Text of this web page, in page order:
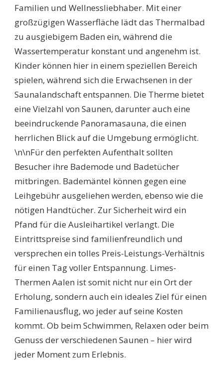
Familien und Wellnessliebhaber. Mit einer
großzügigen Wasserfläche lädt das Thermalbad
zu ausgiebigem Baden ein, während die
Wassertemperatur konstant und angenehm ist.
Kinder können hier in einem speziellen Bereich
spielen, während sich die Erwachsenen in der
Saunalandschaft entspannen. Die Therme bietet
eine Vielzahl von Saunen, darunter auch eine
beeindruckende Panoramasauna, die einen
herrlichen Blick auf die Umgebung ermöglicht.
\n\nFür den perfekten Aufenthalt sollten
Besucher ihre Bademode und Badetücher
mitbringen. Bademäntel können gegen eine
Leihgebühr ausgeliehen werden, ebenso wie die
nötigen Handtücher. Zur Sicherheit wird ein
Pfand für die Ausleihartikel verlangt. Die
Eintrittspreise sind familienfreundlich und
versprechen ein tolles Preis-Leistungs-Verhältnis
für einen Tag voller Entspannung. Limes-
Thermen Aalen ist somit nicht nur ein Ort der
Erholung, sondern auch ein ideales Ziel für einen
Familienausflug, wo jeder auf seine Kosten
kommt. Ob beim Schwimmen, Relaxen oder beim
Genuss der verschiedenen Saunen – hier wird
jeder Moment zum Erlebnis.